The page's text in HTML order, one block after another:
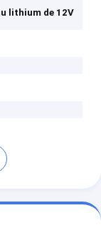
lithium de 12V